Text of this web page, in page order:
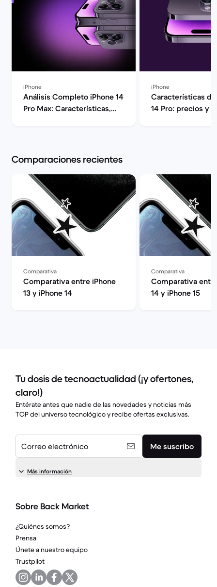
iPhone
Análisis Completo iPhone 14
Pro Max: Características,
iPhone
Características
14 Pro: precios y
Comparaciones recientes
Comparativa
Comparativa entre iPhone
13 y iPhone 14
Comparativa
Comparativa
14 y iPhone 15
Tu dosis de tecnoactualidad (¡y ofertones,
claro!)
Entérate antes que nadie de las novedades y noticias más
TOP del universo tecnológico y recibe ofertas exclusivas.
Correo electrónico Me suscribo
Más información
Sobre Back Market
¿Quiénes somos?
Prensa
Únete a nuestro equipo
Trustpilot